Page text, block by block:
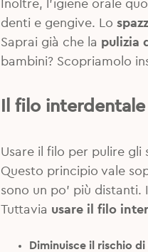
Inoltre, l’igiene orale
denti e gengive. Lo
Saprai già che la pulizia
bambini? Scopriamolo
Il filo
Usare il filo per pulire gli
Questo principio vale
sono un po’ più
Tuttavia usare il filo
Diminuisce il rischio